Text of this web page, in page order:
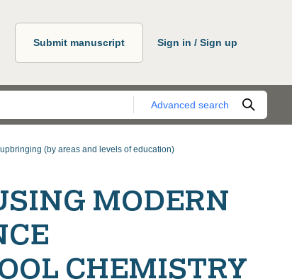
Submit manuscript Sign in / Sign up
Advanced search
(by areas and levels of education)
MODERN
CHEMISTRY